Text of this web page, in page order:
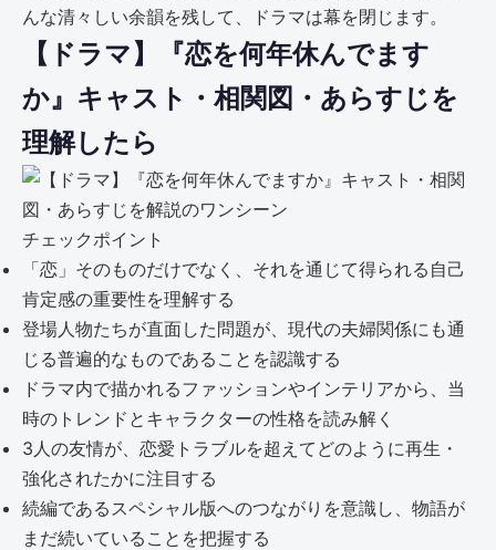
んな清々しい余韻を残して、ドラマは幕を閉じます。
【ドラマ】『恋を何年休んでます
か』キャスト・相関図・あらすじを
理解したら
チェックポイント
「恋」そのものだけでなく、それを通じて得られる自己
肯定感の重要性を理解する
登場人物たちが直面した問題が、現代の夫婦関係にも通
じる普遍的なものであることを認識する
ドラマ内で描かれるファッションやインテリアから、当
時のトレンドとキャラクターの性格を読み解く
3人の友情が、恋愛トラブルを超えてどのように再生・
強化されたかに注目する
続編であるスペシャル版へのつながりを意識し、物語が
まだ続いていることを把握する